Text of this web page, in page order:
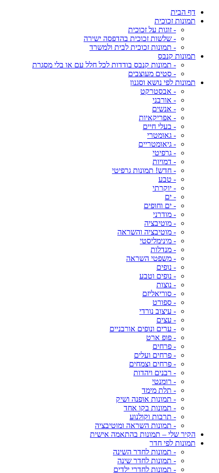
דף הבית
תמונות זכוכית
- זוגות על זכוכית
- שלשות זכוכית בהדפסה ישירה
- תמונות זכוכית לבית ולמשרד
תמונות קנבס
- תמונות קנבס בודדות לכל חלל עם או בלי מסגרת
- סטים מעוצבים
תמונות לפי נושא וסגנון
- אבסטרקט
- אורבני
- אנשים
- אפריקאיות
- בעלי חיים
- גאומטרי
- גיאומטריים
- גרפיטי
- דמויות
- חדש! תמונות גרפיטי
- טבע
- יוקרתי
- ים
- ים וחופים
- מודרני
- מוטיבציה
- מוטיבציה והשראה
- מינימליסטי
- מנדלות
- משפטי השראה
- נופים
- נופים וטבע
- נוצות
- סוריאליזם
- ספורט
- עיצוב נורדי
- עצים
- ערים ונופים אורבניים
- פופ ארט
- פרחים
- פרחים ועלים
- פרחים וצמחים
- רבנים ויהדות
- רומנטי
- תלת מימד
- תמונות אופנה ושיק
- תמונות בקו אחד
- תרבות וקולנוע
- תמונות השראה ומוטיבציה
הקיר שלי – תמונות בהתאמה אישית
תמונות לפי חדר
- תמונות לחדר השינה
- תמונות לחדר שינה
- תמונות לחדרי ילדים